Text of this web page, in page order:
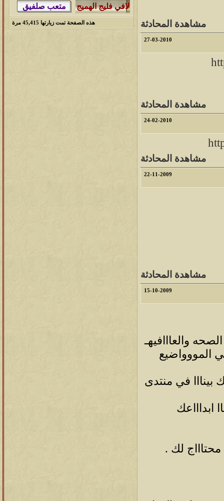
آخر رد: الميآسية
مشاهدة المحادثة
27-03-2010
مشاهدة المحادثة
24-02-2010
مشاهدة المحادثة
22-11-2009
مشاهدة المحادثة
15-10-2009
والعااافيهـ
المووواضيع
في منتدى
ابداااعك
لك .
هذه الصفحة تمت زيارتها 45,415 مرة